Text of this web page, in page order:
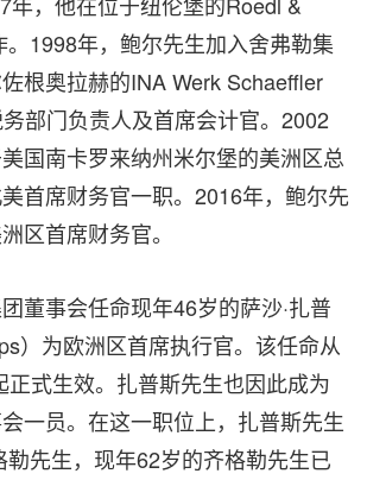
1998年，鲍尔先生加入舍弗勒集
根奥拉赫的INA Werk Schaeffler
部门负责人及首席会计官。2002
国南卡罗来纳州米尔堡的美洲区总
首席财务官一职。2016年，鲍尔先
区首席财务官。
董事会任命现年46岁的萨沙·扎普
）为欧洲区首席执行官。该任命从
正式生效。扎普斯先生也因此成为
一员。在这一职位上，扎普斯先生
勒先生，现年62岁的齐格勒先生已